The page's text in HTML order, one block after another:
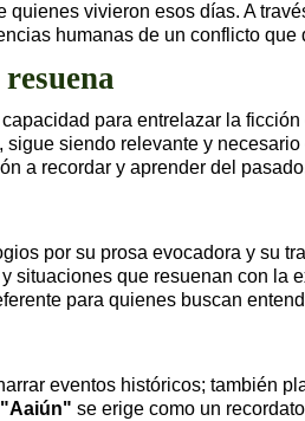
vivieron esos días. A
humanas de un conflicto
para entrelazar la
siendo relevante y
a recordar y aprender del
por su prosa evocadora y su
situaciones que resuenan con
para quienes buscan
eventos históricos; también
"Aaiún" se erige como un